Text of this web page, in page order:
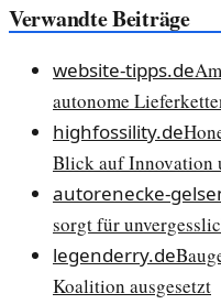
Verwandte Beiträge
website-tipps.de
autonome
highfossility.de
Blick auf Innovation
autorenecke-
sorgt für
legenderry.de
Koalition ausgesetzt